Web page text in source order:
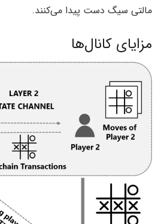
مالتی سیگ دست پیدا می‌کنند.
مزایای کانال‌ها